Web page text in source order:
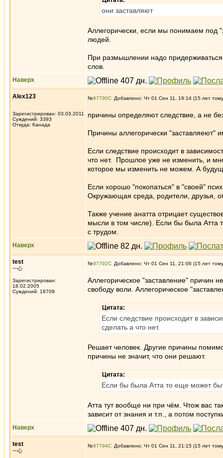
они заставляют
Аллегорически, если мы понимаем под
людей.
При размышлении надо придерживаться
слов.
Наверх
Alex123
Зарегистрирован: 03.03.2011
Суждений: 3393
Откуда: Канада
№97790 Добавлено: Чт 01 Сен 11, 19:14 (15 лет
причины определяют следствие, а не
Причины аллегорически "заставляеют"
Если следствие происходит в
что нет. Прошлое уже не изменить, и
которое мы изменить не можем. А
Если хорошо "покопаться" в "своей"
Окружающая среда, родители, друзья,
Также учение анатта отрицает
мысли в том числе). Если бы была Атта
с трудом.
Наверх
test
一心
Зарегистрирован:
18.02.2005
Суждений: 18709
№97792 Добавлено: Чт 01 Сен 11, 21:06 (15 лет
Аллегорическое "заставление" причин
свободу воли. Аллегорическое
Цитата:
Если следствие происходит в
сделать а что нет.
Решает человек. Другие причины
причины не значит, что они решают.
Цитата:
Если бы была Атта то еще может
Атта тут вообще ни при чём. Чтож вас
зависит от знания и т.п., а потом
Наверх
test
一心
№97794 Добавлено: Чт 01 Сен 11, 21:15 (15 лет